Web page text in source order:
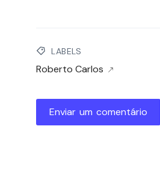
LABELS
Roberto Carlos
Enviar um comentário